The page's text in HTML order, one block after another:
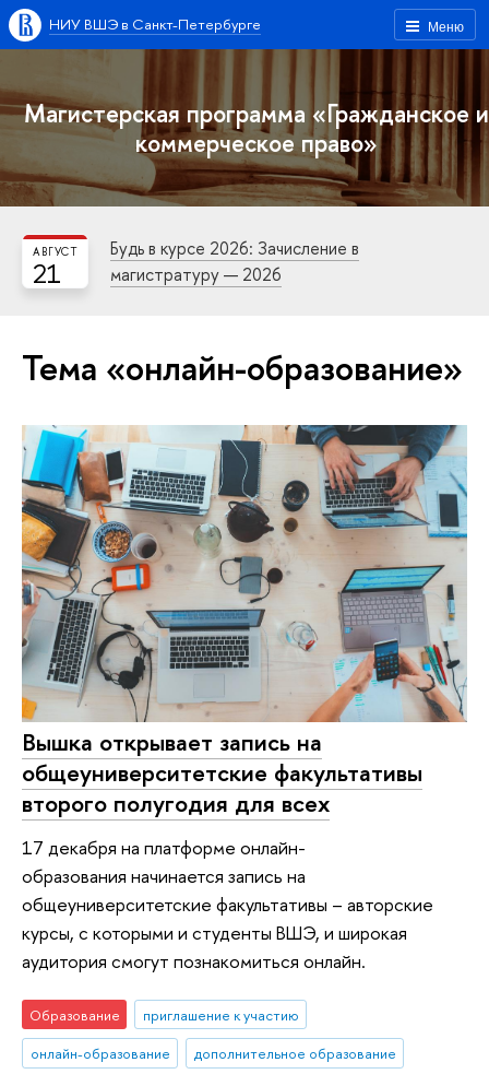
Меню
НИУ ВШЭ в Санкт-Петербурге
Магистерская программа «Гражданское и
коммерческое право»
21
АВГУСТ
Будь в курсе 2026: Зачисление в
магистратуру — 2026
Тема «онлайн-образование»
Вышка открывает запись на
общеуниверситетские факультативы
второго полугодия для всех
17 декабря на платформе онлайн-
образования начинается запись на
общеуниверситетские факультативы – авторские
курсы, с которыми и студенты ВШЭ, и широкая
аудитория смогут познакомиться онлайн.
Образование
приглашение к участию
онлайн-образование
дополнительное образование